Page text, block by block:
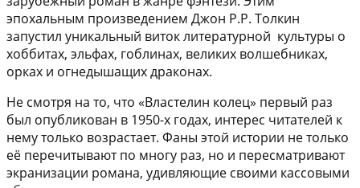
эпохальным произведением Джон Р.Р. Толкин
запустил уникальный виток литературной культуры о
хоббитах, эльфах, гоблинах, великих волшебниках,
орках и огнедышащих драконах.
Не смотря на то, что «Властелин колец» первый раз
был опубликован в 1950-х годах, интерес читателей к
нему только возрастает. Фаны этой истории не только
её перечитывают по многу раз, но и пересматривают
экранизации романа, удивляющие своими кассовыми